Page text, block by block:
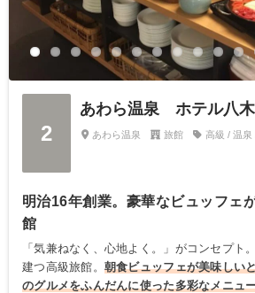
2
あわら温泉 ホテル八木
あわら温泉 旅館 高級 / 温
明治16年創業。豪華なビュッフェ
館
「気兼ねなく、心地よく。」がコンセプト
建つ高級旅館。 朝食ビュッフェが美味しい
のグルメをふんだんに使った多彩なメニュ